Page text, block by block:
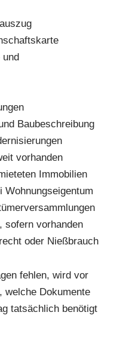
und
Baubeschreibung
vorhanden
Immobilien
Wohnungseigentum
sofern vorhanden
oder Nießbrauch
fehlen, wird vor
welche Dokumente
tatsächlich benötigt